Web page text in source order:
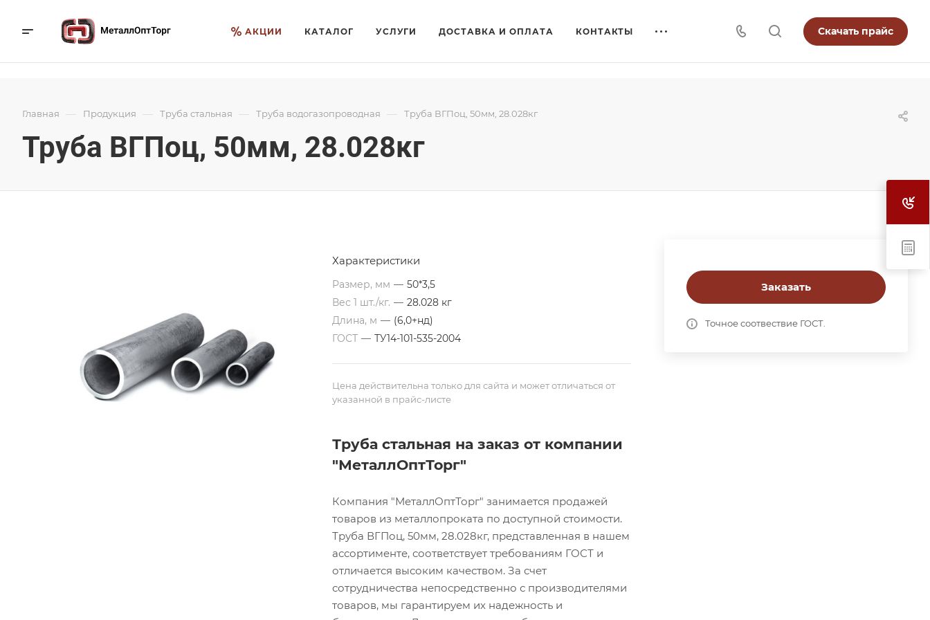
АКЦИИ КАТАЛОГ УСЛУГИ ДОСТАВКА И ОПЛАТА КОНТАКТЫ Скачать прайс
Главная — Продукция — Труба стальная — Труба водогазопроводная — Труба ВГПоц, 50мм, 28.028кг
Труба ВГПоц, 50мм, 28.028кг
Заказать
Точное соотвествие ГОСТ.
Характеристики
Размер, мм — 50*3,5
Вес 1 шт./кг. — 28.028 кг
Длина, м — (6,0+нд)
ГОСТ — ТУ14-101-535-2004
Цена действительна только для сайта и может отличаться от
указанной в прайс-листе
Труба стальная на заказ от компании
"МеталлОптТорг"
Компания "МеталлОптТорг" занимается продажей
товаров из металлопроката по доступной стоимости.
Труба ВГПоц, 50мм, 28.028кг, представленная в нашем
ассортименте, соответствует требованиям ГОСТ и
отличается высоким качеством. За счет
сотрудничества непосредственно с производителями
товаров, мы гарантируем их надежность и